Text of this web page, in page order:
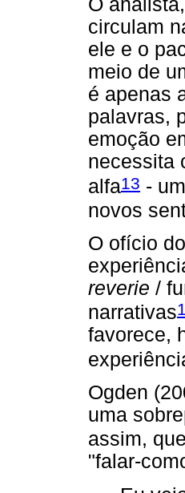
O
circulam
ele e o
meio de
é apenas
palavras,
emoção
necessita
alfa13 -
novos
O ofício
reverie /
narrativas
favorece,
Ogden
uma
assim,
"falar-